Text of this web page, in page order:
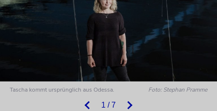
1 / 7
Tascha kommt ursprünglich aus Odessa. Foto: Stephan Pramme